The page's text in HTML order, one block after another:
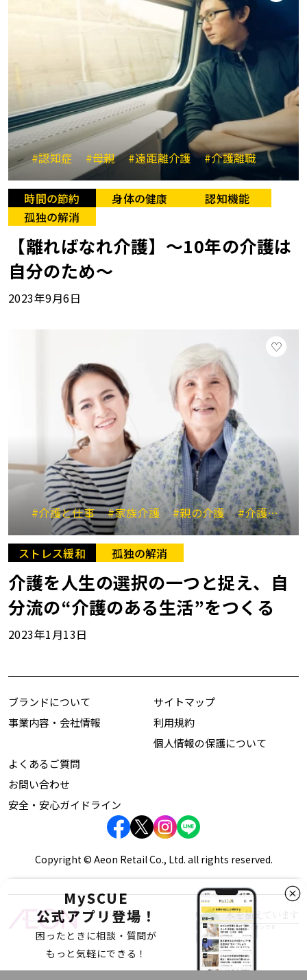
#認知症 #母親 #遠距離介護 #介護離職
時間の節約 身体の健康
認知機能
孤独の解消
【離ればなれ介護】～10年の介護は
自分のため～
2023年9月6日
#介護と仕事 #家族介護 #親の介護 #介護の悩み
ストレス緩和 孤独の解消
介護を人生の選択の一つと捉え、自
分流の“介護のある生活”をつくる
2023年1月13日
MySCUE
公式アプリ登場！
困ったときに相談・質問が
もっと気軽にできる！
ブランドについて
事業内容・会社情報
サイトマップ
利用規約
個人情報の保護について
よくあるご質問
お問い合わせ
安全・安心ガイドライン
Copyright © Aeon Retail Co., Ltd. all rights reserved.